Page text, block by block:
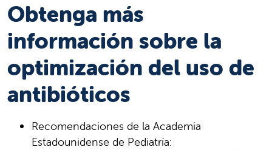
Obtenga más
información sobre la
optimización del uso de
antibióticos
Recomendaciones de la Academia
Estadounidense de Pediatría: